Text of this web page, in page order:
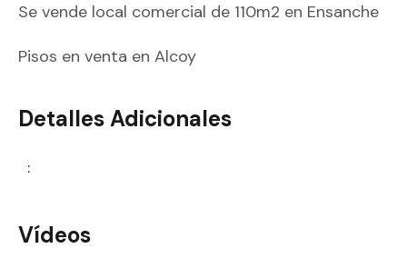
Se vende local comercial de 110m2 en Ensanche
Pisos en venta en Alcoy
Detalles Adicionales
:
Vídeos